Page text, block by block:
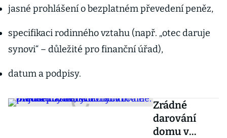
jasné prohlášení o bezplatném převedení peněz,
specifikaci rodinného vztahu (např. „otec daruje
synovi“ – důležité pro finanční úřad),
datum a podpisy.
Zrádné
darování
domu v